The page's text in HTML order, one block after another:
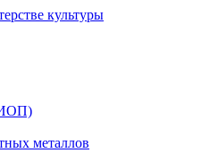
культуры
металлов